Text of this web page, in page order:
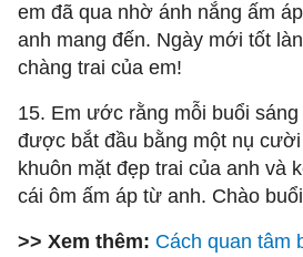
em đã qua nhờ ánh nắng ấm
anh mang đến. Ngày mới tốt
chàng trai của em!
15. Em ước rằng mỗi buổi
được bắt đầu bằng một nụ
khuôn mặt đẹp trai của anh và
cái ôm ấm áp từ anh. Chào
>> Xem thêm: Cách quan tâm